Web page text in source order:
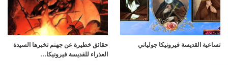
تساعية القديسة فيرونيكا جولياني
حقائق خطيرة عن جهنم تخبرها السيدة
العذراء للقديسة فيرونيكا…